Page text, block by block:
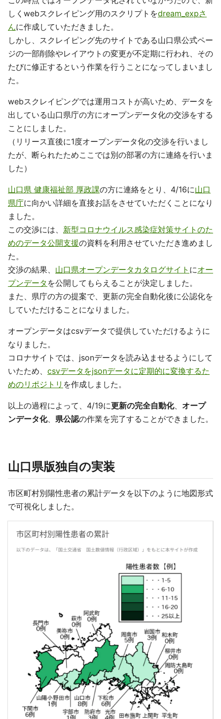
しくwebスクレイピング用のスクリプトをdream_expさ
んに作成していただきました。
しかし、スクレイピング先のサイトである山口県公式ペー
ジの一部削除やレイアウトの変更が不定期に行われ、その
たびに修正するという作業を行うことになってしまいまし
た。
webスクレイピングでは運用コストが高いため、データを
出している山口県庁の方にオープンデータ化の交渉をする
ことにしました。
（リリース直後に1度オープンデータ化の交渉を行いまし
たが、断られたためここでは別の部署の方に連絡を行いま
した）
山口県 健康福祉部 厚政課の方に連絡をとり、4/16に山口
県庁に向かい詳細を直接お話をさせていただくことになり
ました。
この交渉には、 新型コロナウイルス感染症対策サイトのた
めのデータ公開支援の資料を利用させていただき進めまし
た。
交渉の結果、 山口県オープンデータカタログサイト にオー
プンデータ を公開してもらえることが決定しました。
また、県庁の方の提案で、更新の完全自動化後に公認化を
していただけることになりました。
オープンデータはcsvデータで提供していただけるように
なりました。
コロナサイトでは、jsonデータを読み込ませるようにして
いたため、 csvデータをjsonデータに定期的に変換するた
めのリポジトリ を作成しました。
以上の過程によって、4/19に更新の完全自動化、 オープ
ンデータ化、 県公認の作業を完了することができました。
山口県版独自の実装
市区町村別陽性患者の累計データを以下のように地図形式
で可視化しました。